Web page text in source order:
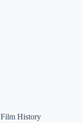
Film History